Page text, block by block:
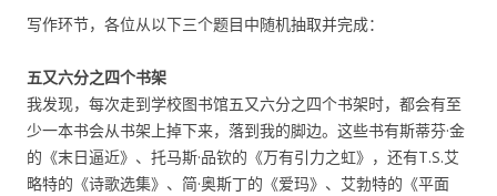
写作环节，各位从以下三个题目中随机抽取并完成：
五又六分之四个书架
我发现，每次走到学校图书馆五又六分之四个书架时，都会有至
少一本书会从书架上掉下来，落到我的脚边。这些书有斯蒂芬·金
的《末日逼近》、托马斯·品钦的《万有引力之虹》，还有T.S.艾
略特的《诗歌选集》、简·奥斯丁的《爱玛》、艾勃特的《平面